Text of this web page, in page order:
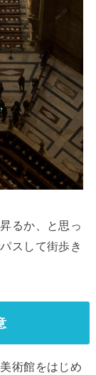
るか、と思っ
スして街歩き
術館をはじめ